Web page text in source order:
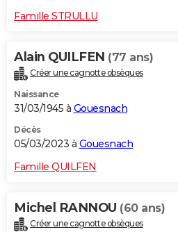
Famille STRULLU
Alain QUILFEN (77 ans)
Créer une cagnotte obsèques
Naissance
31/03/1945 à Gouesnach
Décès
05/03/2023 à Gouesnach
Famille QUILFEN
Michel RANNOU (60 ans)
Créer une cagnotte obsèques